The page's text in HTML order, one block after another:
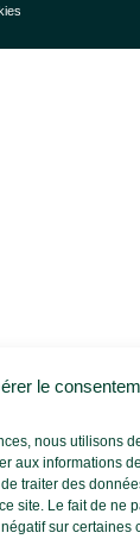
le
nous utilisons
aux informations
traiter des
site. Le fait de ne
sur certaines